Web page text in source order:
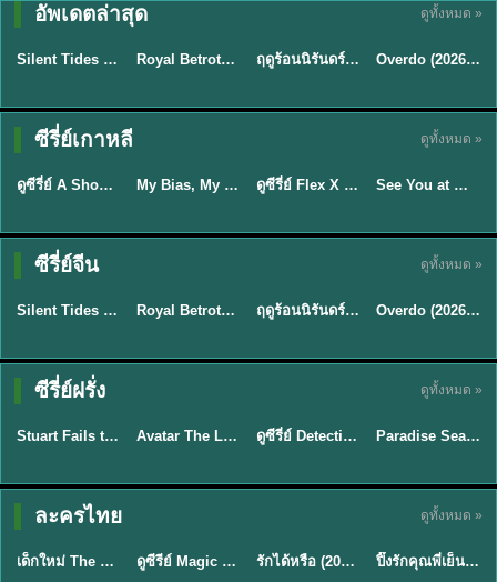
อัพเดตล่าสุด ดูทั้งหมด »
★9.5
พากย์ไทย
Silent Tides คลื่นลมลวง (2025) พากย์ไทย ซับไทย EP.1-31 ★9 Royal Betrothal (2026) สัญญาวิวาห์แห่งราชวงศ์ พากย์ไทย ซับไทย EP1-32 ★8.8 ฤดูร้อนนิรันดร์ (2026) Never-Ending Summer พากย์ไทย EP.1-29
ซับไทย
Overdo (2026) รักเกินแค้น พากย์ไทย ซับไทย EP1-33 (จบ)
ซีรี่ย์เกาหลี ดูทั้งหมด »
★8 EP.16
พากย์ไทย
TH EP. 16
ดูซีรี่ย์ A Shop for Killers 2 ร้านลับนักฆ่า ซีซัน 2 (2026) ซับไทย-พากย์ไทย My Bias, My Boss เมื่อเมนฉันเป็นประธานบริษัท (2026) พากย์ไทย ซับไทย EP.1-12 ★8 EP.16
Sub EP. 16 | TH
ดูซีรี่ย์ Flex X Cop คุณชายสายสืบ (2024) พากย์ไทย-ซับไทย EP.1-16 (จบ) ★9
ซับไทย | พากย์
Sub EP. 8 | TH
See You at Work Tomorrow! เจอกันที่ออฟฟิศพรุ่งนี้นะ พากย์ไทย
ซีรี่ย์จีน ดูทั้งหมด »
★9.5
พากย์ไทย
Silent Tides คลื่นลมลวง (2025) พากย์ไทย ซับไทย EP.1-31 ★9 Royal Betrothal (2026) สัญญาวิวาห์แห่งราชวงศ์ พากย์ไทย ซับไทย EP1-32 ★8.8 ฤดูร้อนนิรันดร์ (2026) Never-Ending Summer พากย์ไทย EP.1-29
ซับไทย
Overdo (2026) รักเกินแค้น พากย์ไทย ซับไทย EP1-33 (จบ)
ซีรี่ย์ฝรั่ง ดูทั้งหมด »
★8.8 EP.2
พากย์ไทย
TH EP. 2
Stuart Fails to Save the Universe (2026) สจ๊วตล่มแผนกู้จักรวาล พากย์ไทย EP1-10 ★7.8 EP.7Avatar The Last Airbender 2 เณรน้อยเจ้าอภินิหาร พากย์ไทย EP.9ดูซีรี่ย์ Detective Hole (2026) พากย์ไทย HD ฟรี อัปเดตล่าสุด Netflix EP.8
พากย์ไทย
Paradise Season 2 (2026) พากย์ไทย EP1-8 ดูซีรี่ย์ฝรั่ง HD ครบทุกตอน
ละครไทย ดูทั้งหมด »
★ 8 EP.6
พากย์ไทย
เด็กใหม่ The Reset 2026 EP1-6 พากย์ไทย ดูซีรี่ย์ Netflix ล่าสุด HD ดูซีรีย์ Magic Move (2026) ทำนายทายรัก Thai EP.1-10 HD รักได้หรือ (2026) YOUNG Let's Begin Again พากย์ไทย EP.1-19 ★8
พากย์ไทย
ปิ๊งรักคุณพี่เย็นชา (2026) Frozen Valentine EP.1-10 (จบ)